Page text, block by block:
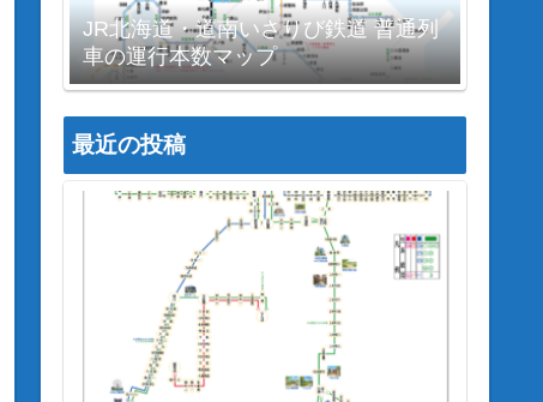
JR北海道・道南いさりび鉄道 普通列
車の運行本数マップ
最近の投稿